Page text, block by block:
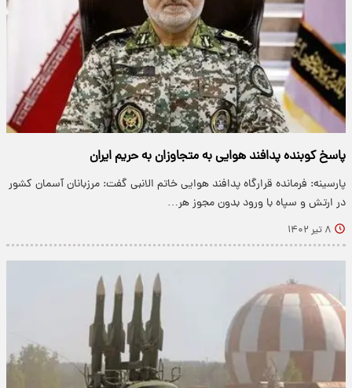
پاسخ کوبنده پدافند هوایی به متجاوزان به حریم ایران
پارسینه: فرمانده قرارگاه پدافند هوایی خاتم الانبی گفت: مرزبانان آسمان کشور
در ارتش و سپاه با ورود بدون مجوز هر…
۸ تیر ۱۴۰۲